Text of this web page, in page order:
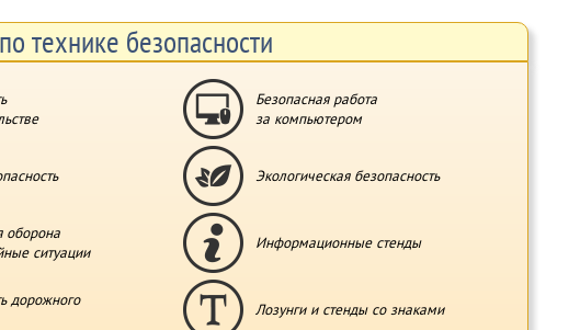
технике безопасности
Безопасная работа
за компьютером
Экологическая безопасность
оборона
ситуации
Информационные стенды
дорожного
Лозунги и стенды со знаками